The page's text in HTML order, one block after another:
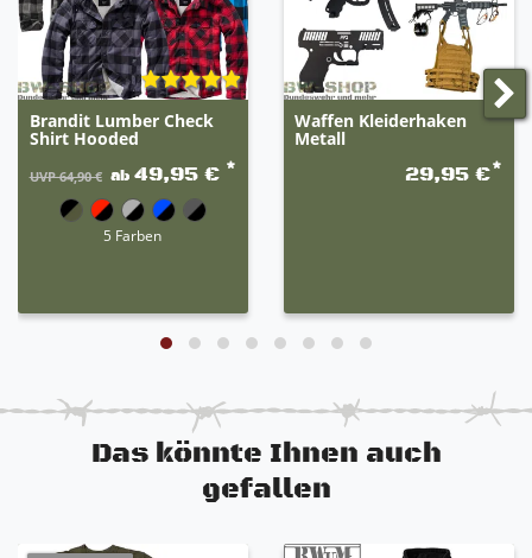
Uniformteile darstellen. Wir verkaufen diese
ausschließlich noch zu Deko-Zwecken. Sämtliche
Polizeischilder und Wappen müssen vor dem
Gebrauch in der Öffentlichkeit entfernt werden!
Brandit Lumber Check
Shirt Hooded
UVP 64,90 € ab49,95 € *
5 Farben
Waffen Kleiderhaken
Metall
29,95 €*
Das könnte Ihnen auch
gefallen